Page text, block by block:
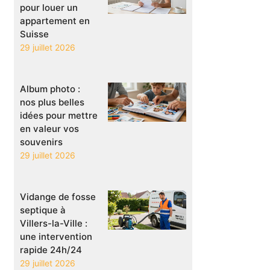
pour louer un
appartement en
Suisse
29 juillet 2026
Album photo :
nos plus belles
idées pour mettre
en valeur vos
souvenirs
29 juillet 2026
Vidange de fosse
septique à
Villers-la-Ville :
une intervention
rapide 24h/24
29 juillet 2026